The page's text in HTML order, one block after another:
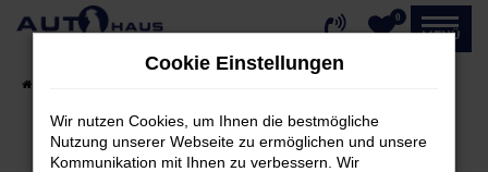
Zum
0
MENÜ
Cookie Einstellungen
Wir nutzen Cookies, um Ihnen die bestmögliche
Nutzung unserer Webseite zu ermöglichen und unsere
Kommunikation mit Ihnen zu verbessern. Wir